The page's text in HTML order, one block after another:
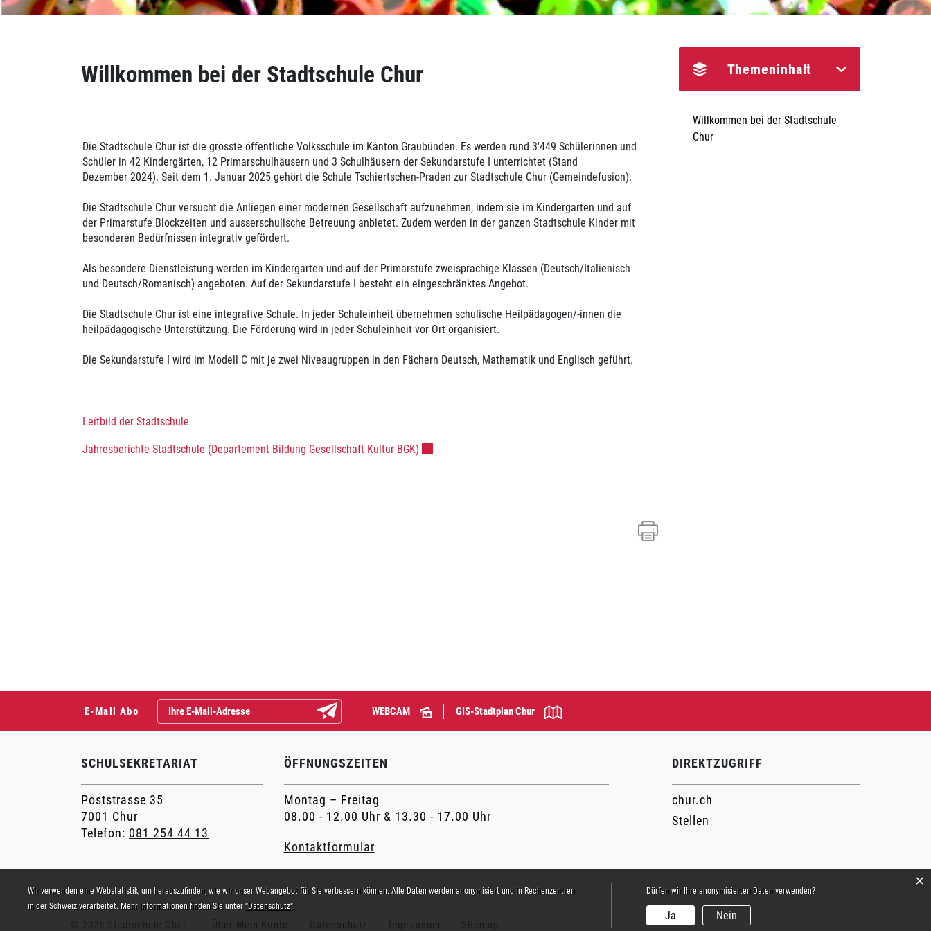
Inhalt
Willkommen bei der Stadtschule Chur
Die Stadtschule Chur ist die grösste öffentliche Volksschule im Kanton Graubünden. Es werden rund 3'449 Schülerinnen und
Schüler in 42 Kindergärten, 12 Primarschulhäusern und 3 Schulhäusern der Sekundarstufe I unterrichtet (Stand
Dezember 2024). Seit dem 1. Januar 2025 gehört die Schule Tschiertschen-Praden zur Stadtschule Chur (Gemeindefusion).
Die Stadtschule Chur versucht die Anliegen einer modernen Gesellschaft aufzunehmen, indem sie im Kindergarten und auf
der Primarstufe Blockzeiten und ausserschulische Betreuung anbietet. Zudem werden in der ganzen Stadtschule Kinder mit
besonderen Bedürfnissen integrativ gefördert.
Als besondere Dienstleistung werden im Kindergarten und auf der Primarstufe zweisprachige Klassen (Deutsch/Italienisch
und Deutsch/Romanisch) angeboten. Auf der Sekundarstufe I besteht ein eingeschränktes Angebot.
Die Stadtschule Chur ist eine integrative Schule. In jeder Schuleinheit übernehmen schulische Heilpädagogen/-innen die
heilpädagogische Unterstützung. Die Förderung wird in jeder Schuleinheit vor Ort organisiert.
Die Sekundarstufe I wird im Modell C mit je zwei Niveaugruppen in den Fächern Deutsch, Mathematik und Englisch geführt.
Leitbild der Stadtschule
Jahresberichte Stadtschule (Departement Bildung Gesellschaft Kultur BGK)
Themeninhalt
Willkommen bei der Stadtschule
Chur
Fusszeile
E-Mail Abo Abonnieren WEBCAM GIS-Stadtplan Chur
SCHULSEKRETARIAT
Poststrasse 35
7001 Chur
Telefon: 081 254 44 13
ÖFFNUNGSZEITEN
Montag – Freitag
08.00 - 12.00 Uhr & 13.30 - 17.00 Uhr
Kontaktformular
DIREKTZUGRIFF
chur.ch
Stellen
Über Mein Konto Datenschutz Impressum Sitemap
Webstatistik
Wir verwenden eine Webstatistik, um herauszufinden, wie wir unser Webangebot für Sie verbessern können. Alle Daten werden anonymisiert und in Rechenzentren
in der Schweiz verarbeitet. Mehr Informationen finden Sie unter “Datenschutz“.
Dürfen wir Ihre anonymisierten Daten verwenden?
Ja Nein
×